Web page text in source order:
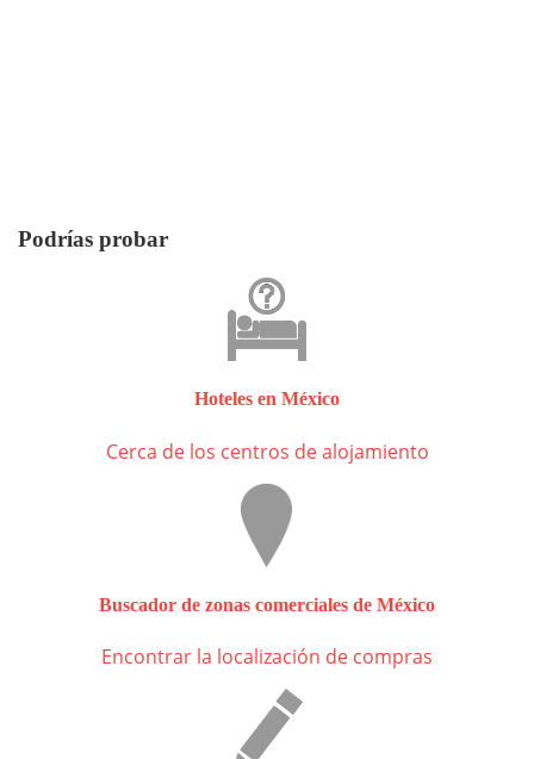
Podrías probar
Hoteles en México
Cerca de los centros de alojamiento
Buscador de zonas comerciales de México
Encontrar la localización de compras